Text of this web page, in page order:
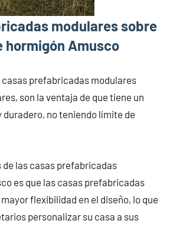
modulares sobre
Amusco
casas prefabricadas modulares
son la ventaja de que tiene un
duradero, no teniendo límite de
de las casas prefabricadas
es que las casas prefabricadas
flexibilidad en el diseño, lo que
personalizar su casa a sus